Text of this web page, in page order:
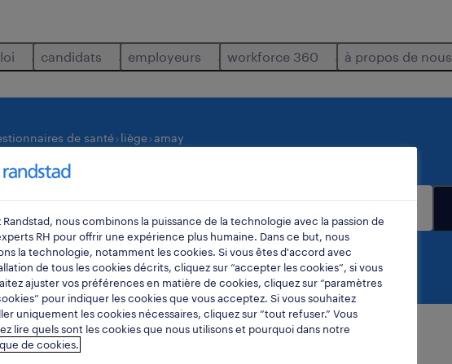
candidats employeurs workforce 360 à propos de nous
de santé liège amay
où
à amay.
Randstad, nous combinons la puissance de la technologie avec la passion de
RH pour offrir une expérience plus humaine. Dans ce but, nous
la technologie, notamment les cookies. Si vous êtes d'accord avec
de tous les cookies décrits, cliquez sur “accepter les cookies”, si vous
ajuster vos préférences en matière de cookies, cliquez sur “paramètres
pour indiquer les cookies que vous acceptez. Si vous souhaitez
uniquement les cookies nécessaires, cliquez sur “tout refuser.” Vous
lire quels sont les cookies que nous utilisons et pourquoi dans notre
de cookies.